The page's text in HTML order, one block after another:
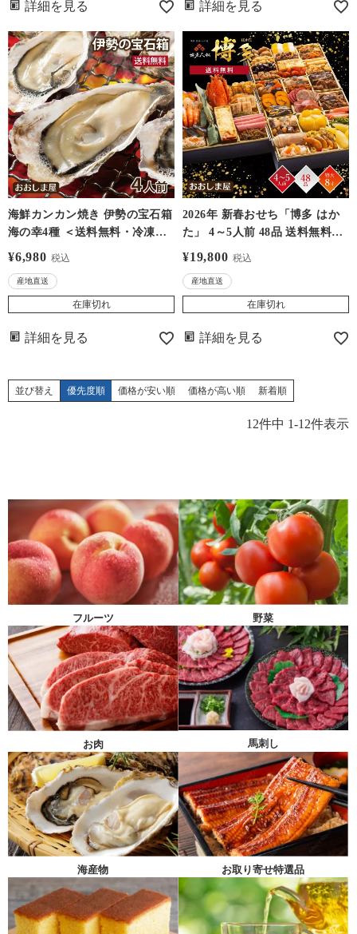
詳細を見る 詳細を見る
海鮮カンカン焼き 伊勢の宝石箱
海の幸4種 ＜送料無料・冷凍
便・クール便別・産地直送（同
だ荘山上 伊勢志摩 牡蠣焼き 焼
き貝 大あさり サザエ さざえ 檜
キュー キャンプ 海鮮グルメ
¥6,980 税込
産地直送
在庫切れ
詳細を見る
2026年 新春おせち「博多 はか
た」 4～5人前 48品 送料無料＜
クール代別途＞ 8寸×3段重 高級
地直送 同梱不可 【受付締切
2025年12月5日13時まで】 大嶌
¥19,800 税込
産地直送
在庫切れ
詳細を見る
並び替え 優先度順 価格が安い順 価格が高い順 新着順
12件中 1-12件表示
フルーツ 野菜
お肉 馬刺し
海産物 お取り寄せ特選品